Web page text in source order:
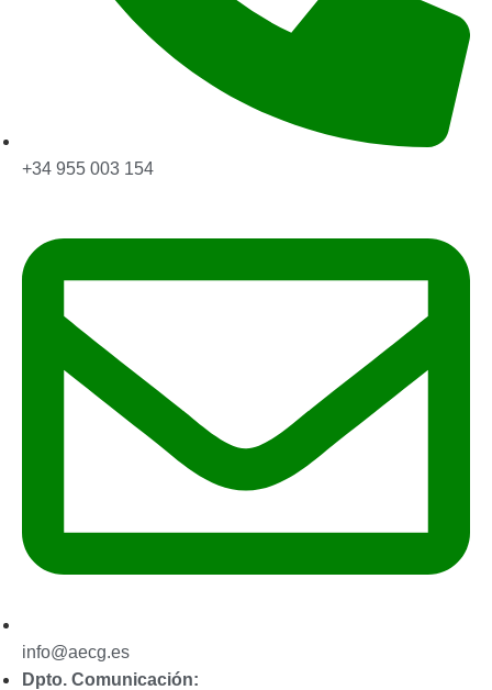
+34 955 003 154
info@aecg.es
Dpto. Comunicación: